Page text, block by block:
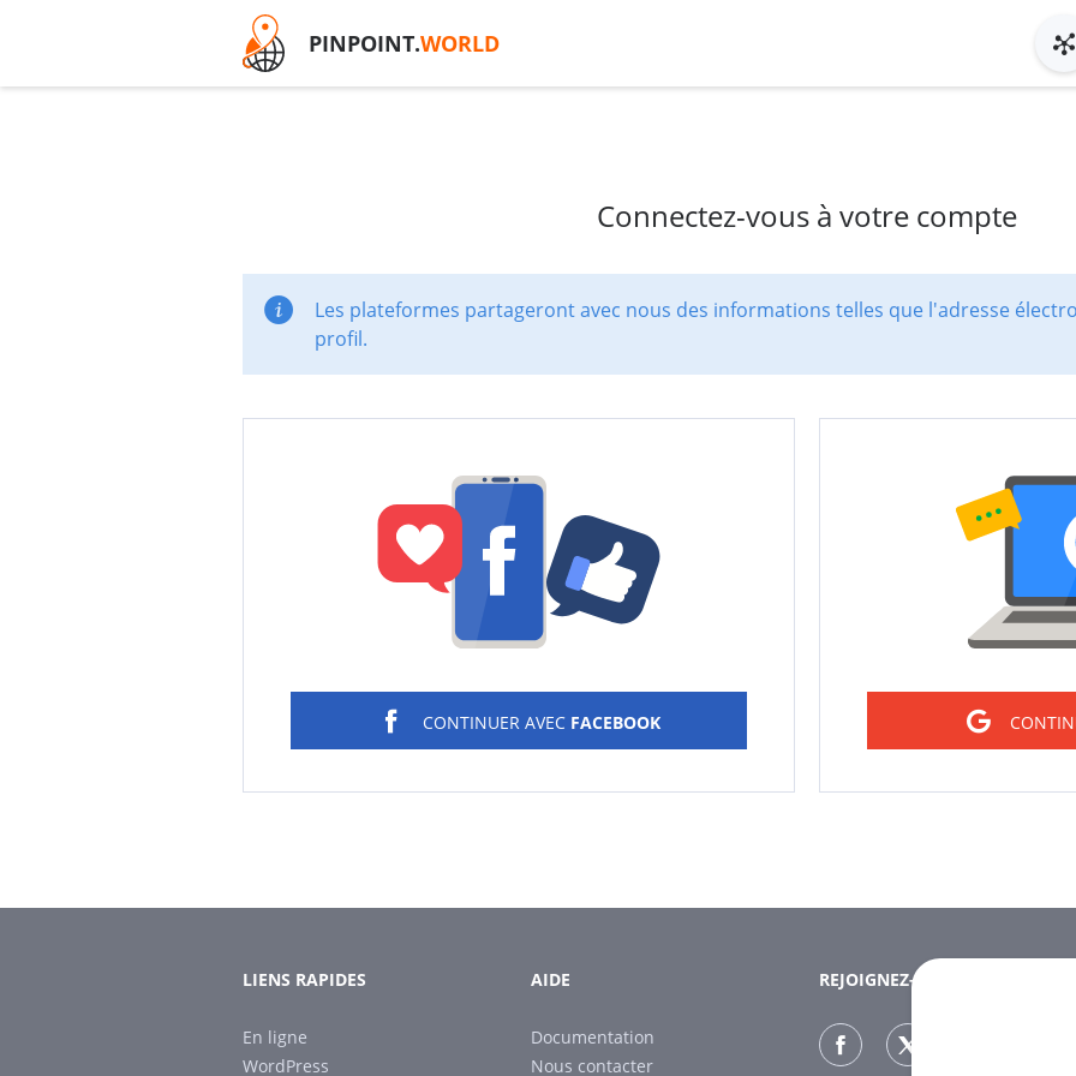
PINPOINT.WORLD
Connectez-vous à votre compte
Les plateformes partageront avec nous des informations telles que l'adresse
profil.
CONTINUER AVEC FACEBOOK
LIENS RAPIDES
En ligne
WordPress
AIDE
Documentation
Nous contacter
REJOIGNEZ-NOUS